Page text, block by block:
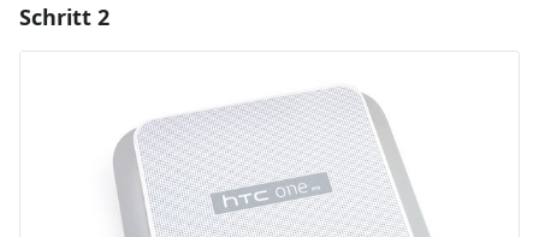
Abbrechen Kommentieren
Schritt 2